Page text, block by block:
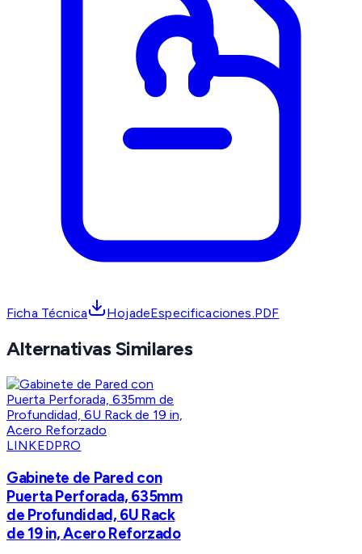
Ficha Técnica HojadeEspecificaciones.PDF
Alternativas Similares
LINKEDPRO
Gabinete de Pared con
Puerta Perforada, 635mm
de Profundidad, 6U Rack
de 19 in, Acero Reforzado